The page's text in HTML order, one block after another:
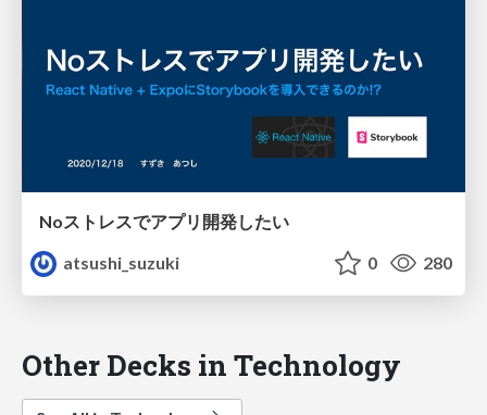
Noストレスでアプリ開発したい
atsushi_suzuki
0 280
Other Decks in Technology